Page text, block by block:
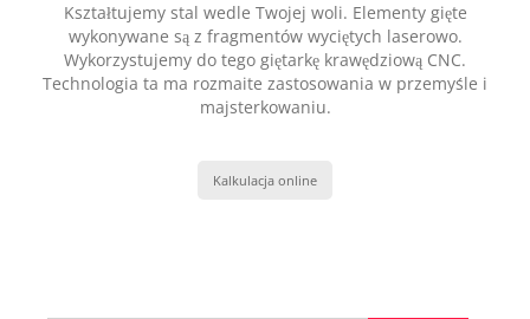
Kształtujemy stal wedle Twojej woli. Elementy gięte
wykonywane są z fragmentów wyciętych laserowo.
Wykorzystujemy do tego giętarkę krawędziową CNC.
Technologia ta ma rozmaite zastosowania w przemyśle i
majsterkowaniu.
Kalkulacja online